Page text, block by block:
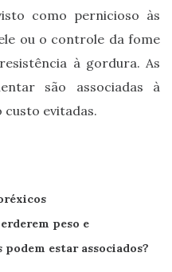
como pernicioso às
ou o controle da fome
à gordura. As
são associadas à
custo evitadas.
peso e
estar associados?